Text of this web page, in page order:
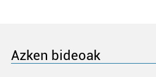
Azken bideoak